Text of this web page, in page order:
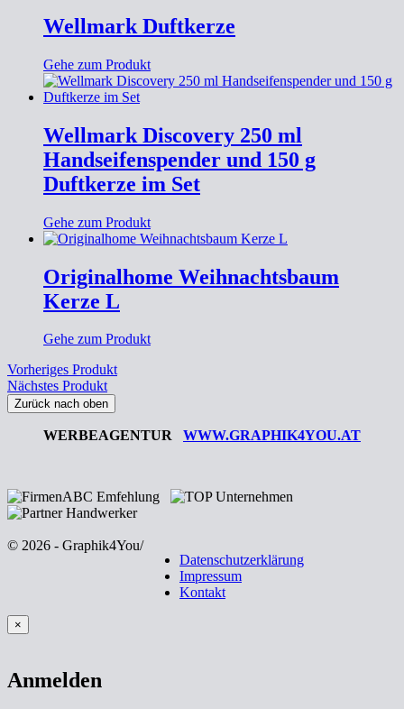
Wellmark Duftkerze
Gehe zum Produkt
Wellmark Discovery 250 ml
Handseifenspender und 150 g
Duftkerze im Set
Gehe zum Produkt
Originalhome Weihnachtsbaum
Kerze L
Gehe zum Produkt
Vorheriges Produkt
Nächstes Produkt
Zurück nach oben
WERBEAGENTUR WWW.GRAPHIK4YOU.AT
© 2026 - Graphik4You/
Datenschutzerklärung
Impressum
Kontakt
×
Anmelden